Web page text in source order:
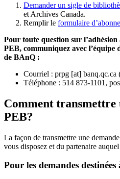
Demander un sigle de
et Archives Canada.
Remplir le formulaire
Pour toute question sur l’adhésion
PEB, communiquez avec
de BAnQ :
Courriel : prpg [at] banq.qc.ca
Téléphone : 514 873-1101,
Comment transmettre
PEB?
La façon de transmettre une
vous disposez et du partenaire
Pour les demandes